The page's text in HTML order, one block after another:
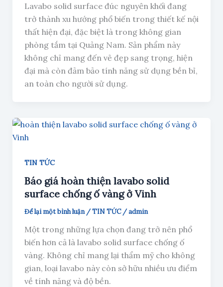
Lavabo solid surface đúc nguyên khối đang
trở thành xu hướng phổ biến trong thiết kế nội
thất hiện đại, đặc biệt là trong không gian
phòng tắm tại Quảng Nam. Sản phẩm này
không chỉ mang đến vẻ đẹp sang trọng, hiện
đại mà còn đảm bảo tính năng sử dụng bền bỉ,
an toàn cho người sử dụng.
TIN TỨC
Báo giá hoàn thiện lavabo solid
surface chống ố vàng ở Vinh
Để lại một bình luận /TIN TỨC/admin
Một trong những lựa chọn đang trở nên phổ
biến hơn cả là lavabo solid surface chống ố
vàng. Không chỉ mang lại thẩm mỹ cho không
gian, loại lavabo này còn sở hữu nhiều ưu điểm
về tính năng và độ bền.